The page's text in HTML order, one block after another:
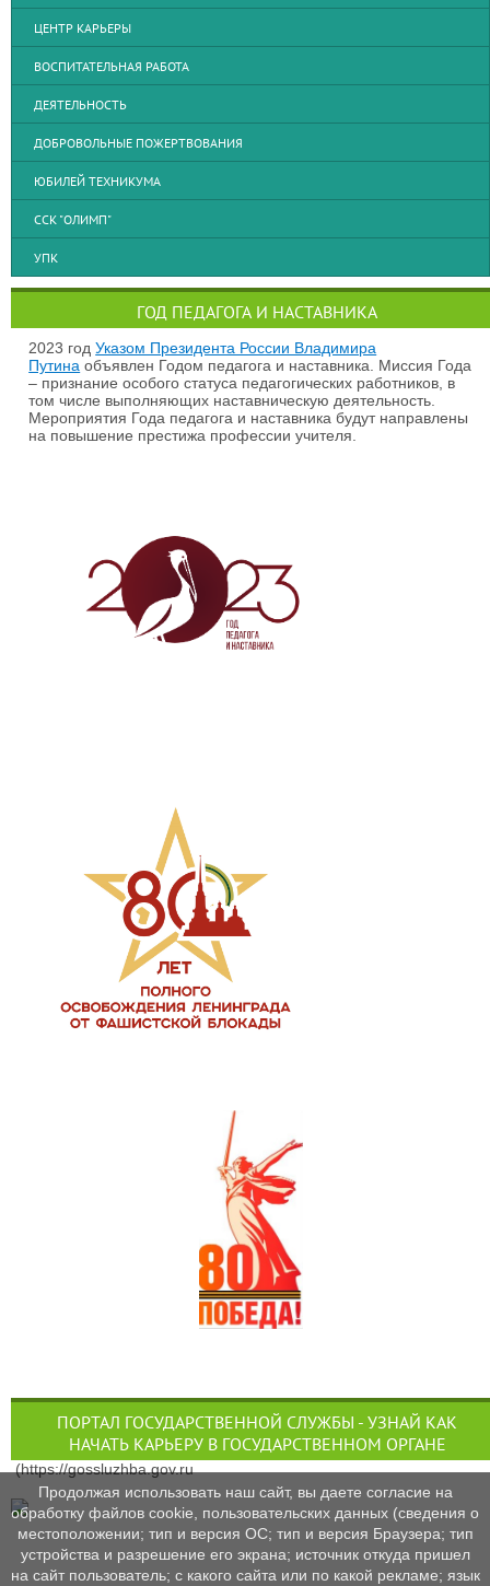
ЦЕНТР КАРЬЕРЫ
ВОСПИТАТЕЛЬНАЯ РАБОТА
ДЕЯТЕЛЬНОСТЬ
ДОБРОВОЛЬНЫЕ ПОЖЕРТВОВАНИЯ
ЮБИЛЕЙ ТЕХНИКУМА
ССК "ОЛИМП"
УПК
ГОД ПЕДАГОГА И НАСТАВНИКА
2023 годУказом Президента России Владимира
Путина объявлен Годом педагога и наставника. Миссия Года
– признание особого статуса педагогических работников, в
том числе выполняющих наставническую деятельность.
Мероприятия Года педагога и наставника будут направлены
на повышение престижа профессии учителя.
ПОРТАЛ ГОСУДАРСТВЕННОЙ СЛУЖБЫ - УЗНАЙ КАК
НАЧАТЬ КАРЬЕРУ В ГОСУДАРСТВЕННОМ ОРГАНЕ
(https://gossluzhba.gov.ru
Продолжая использовать наш сайт, вы даете согласие на
обработку файлов cookie, пользовательских данных (сведения о
местоположении; тип и версия ОС; тип и версия Браузера; тип
устройства и разрешение его экрана; источник откуда пришел
на сайт пользователь; с какого сайта или по какой рекламе; язык